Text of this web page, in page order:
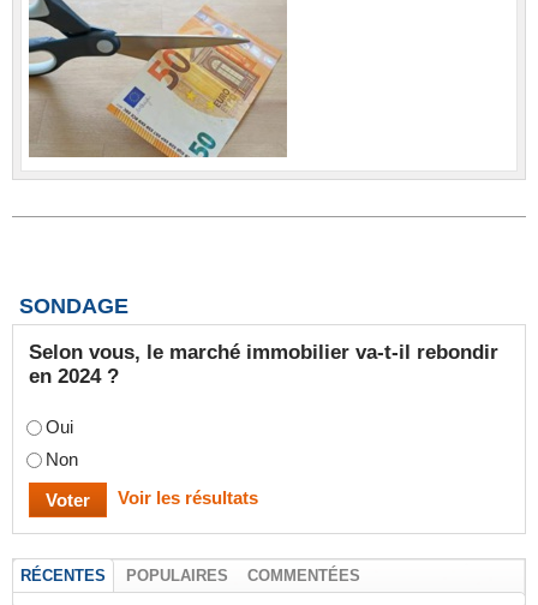
SONDAGE
Selon vous, le marché immobilier va-t-il rebondir
en 2024 ?
Oui
Non
Voir les résultats
RÉCENTES POPULAIRES COMMENTÉES